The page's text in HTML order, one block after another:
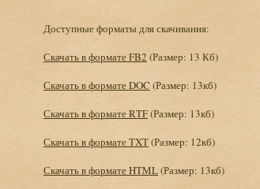
Доступные форматы для скачивания:
Скачать в формате FB2 (Размер: 13 Кб)
Скачать в формате DOC (Размер: 13кб)
Скачать в формате RTF(Размер: 13кб)
Скачать в формате TXT(Размер: 12кб)
Скачать в формате HTML(Размер: 13кб)